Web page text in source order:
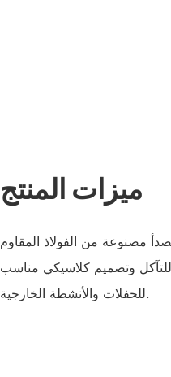
ميزات المنتج
مصنوعة من الفولاذ المقاوم
للتآكل وتصميم كلاسيكي مناسب
للحفلات والأنشطة الخارجية.